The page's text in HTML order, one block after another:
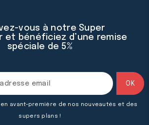
vous à notre Super
et bénéficiez d’une remise
spéciale de 5%
avant-première de nos nouveautés et des
supers plans !